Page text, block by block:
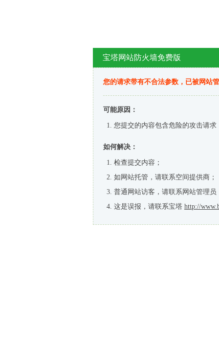
宝塔网站防火墙免费版
您的请求带有不合法参数，已被网站
可能原因：
您提交的内容包含危险的攻击请求
如何解决：
检查提交内容；
如网站托管，请联系空间提供商；
普通网站访客，请联系网站管理员
这是误报，请联系宝塔 http://